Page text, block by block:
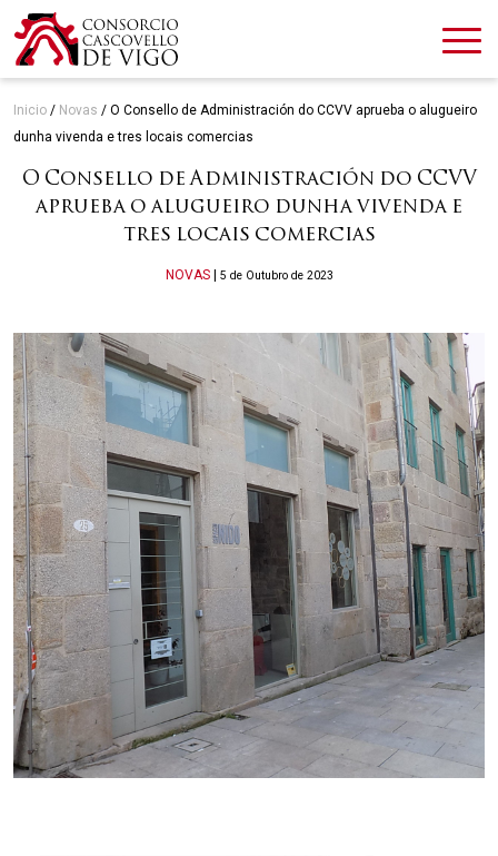
Inicio / Novas / O Consello de Administración do CCVV aprueba o alugueiro
dunha vivenda e tres locais comercias
O Consello de Administración do CCVV
aprueba o alugueiro dunha vivenda e
tres locais comercias
Categories
NOVAS 5 de Outubro de 2023